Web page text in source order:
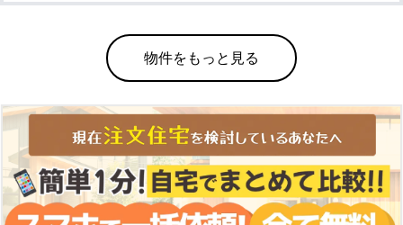
物件をもっと見る